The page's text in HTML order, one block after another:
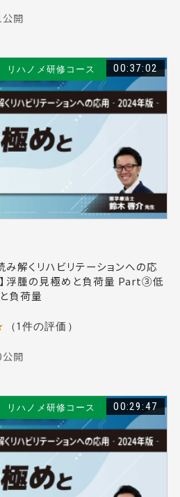
開
リハノメ研修コース 00:37:02
解くリハビリテーションへの応
浮腫の見極めと負荷量 Part③低
負荷量
（1件の評価）
開
リハノメ研修コース 00:29:47